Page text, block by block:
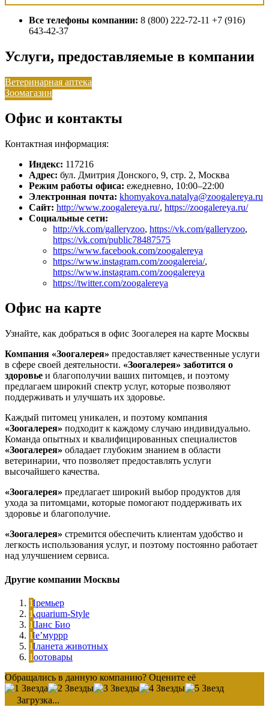
Все телефоны компании: 8 (800) 222-72-11 +7 (916)
643-42-37
Услуги, предоставляемые в компании
Ветеринарная аптека
Зоомагазин
Офис и контакты
Контактная информация:
Индекс: 117216
Адрес: бул. Дмитрия Донского, 9, стр. 2, Москва
Режим работы офиса: ежедневно, 10:00–22:00
Электронная почта: khomyakova.natalya@zoogalereya.ru
Сайт: http://www.zoogalereya.ru/, https://zoogalereya.ru/
Социальные сети:
http://vk.com/galleryzoo, https://vk.com/galleryzoo,
https://vk.com/public78487575
https://www.facebook.com/zoogalereya
https://www.instagram.com/zoogalereia/,
https://www.instagram.com/zoogalereya
https://twitter.com/zoogalereya
Офис на карте
Узнайте, как добраться в офис Зоогалерея на карте Москвы
Компания «Зоогалерея» предоставляет качественные услуги
в сфере своей деятельности. «Зоогалерея» заботится о
здоровье и благополучии ваших питомцев, и поэтому
предлагаем широкий спектр услуг, которые позволяют
поддерживать и улучшать их здоровье.
Каждый питомец уникален, и поэтому компания
«Зоогалерея» подходит к каждому случаю индивидуально.
Команда опытных и квалифицированных специалистов
«Зоогалерея» обладает глубоким знанием в области
ветеринарии, что позволяет предоставлять услуги
высочайшего качества.
«Зоогалерея» предлагает широкий выбор продуктов для
ухода за питомцами, которые помогают поддерживать их
здоровье и благополучие.
«Зоогалерея» стремится обеспечить клиентам удобство и
легкость использования услуг, и поэтому постоянно работает
над улучшением сервиса.
Другие компании Москвы
Премьер
Aquarium-Style
Шанс Био
Ле’муррр
Планета животных
Зоотовары
Обращались в данную компанию? Оцените её
Загрузка...